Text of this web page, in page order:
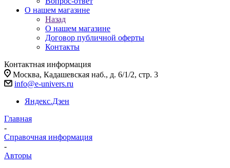
О нашем магазине
Назад
О нашем магазине
Договор публичной оферты
Контакты
Контактная информация
Москва, Кадашевская наб., д. 6/1/2, стр. 3
info@e-univers.ru
Яндекс.Дзен
Главная
-
Справочная информация
-
Авторы